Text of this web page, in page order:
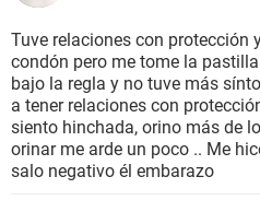
BIENESTAR
SEXUALIDAD
GLOSARIO
Tuve relaciones con protección
condón pero me tome la
bajo la regla y no tuve más
a tener relaciones con
siento hinchada, orino más de
orinar me arde un poco .. Me
salo negativo él embarazo